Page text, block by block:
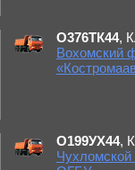
О376ТК44,
Вохомский
О199УХ44,